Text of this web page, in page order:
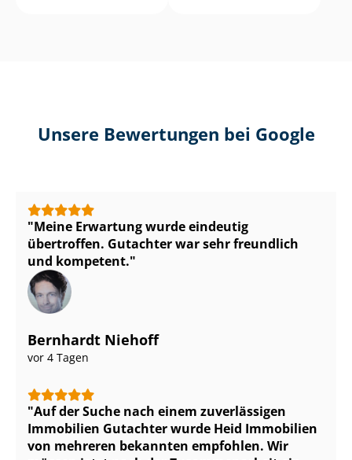
Unsere Bewertungen bei Google
Meine Erwartung wurde eindeutig
übertroffen. Gutachter war sehr freundlich
und kompetent.
Bernhardt Niehoff
vor 4 Tagen
Auf der Suche nach einem zuverlässigen
Immobilien Gutachter wurde Heid Immobilien
von mehreren bekannten empfohlen. Wir